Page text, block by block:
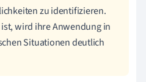
zu identifizieren.
wird ihre Anwendung in
Situationen deutlich